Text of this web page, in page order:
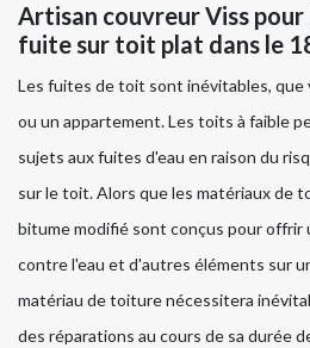
Artisan couvreur Viss pour
fuite sur toit plat dans le
Les fuites de toit sont inévitables, que
ou un appartement. Les toits à faible
sujets aux fuites d'eau en raison du
sur le toit. Alors que les matériaux de
bitume modifié sont conçus pour offrir
contre l'eau et d'autres éléments sur
matériau de toiture nécessitera
des réparations au cours de sa durée